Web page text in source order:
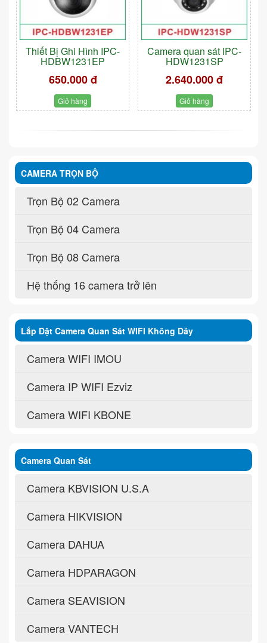
Thiết Bị Ghi Hình IPC-
HDBW1231EP
650.000 đ
Giỏ hàng
Camera quan sát IPC-
HDW1231SP
2.640.000 đ
Giỏ hàng
CAMERA TRỌN BỘ
Trọn Bộ 02 Camera
Trọn Bộ 04 Camera
Trọn Bộ 08 Camera
Hệ thống 16 camera trở lên
Lắp Đặt Camera Quan Sát WIFI Không Dây
Camera WIFI IMOU
Camera IP WIFI Ezviz
Camera WIFI KBONE
Camera Quan Sát
Camera KBVISION U.S.A
Camera HIKVISION
Camera DAHUA
Camera HDPARAGON
Camera SEAVISION
Camera VANTECH